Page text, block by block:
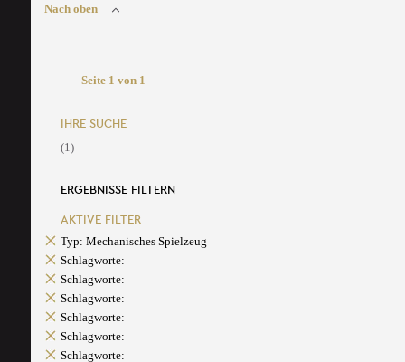
Nach oben
Seite 1 von 1
IHRE SUCHE
(1)
ERGEBNISSE FILTERN
AKTIVE FILTER
Typ: Mechanisches Spielzeug
Schlagworte:
Schlagworte:
Schlagworte:
Schlagworte:
Schlagworte:
Schlagworte: